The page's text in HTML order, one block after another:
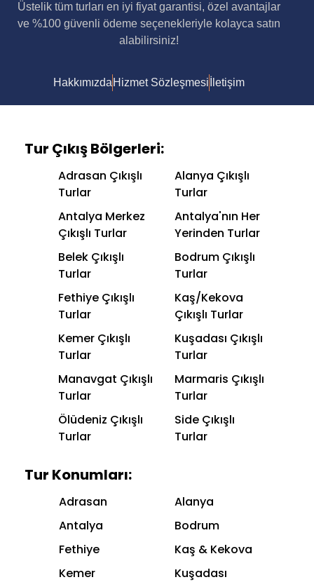
Üstelik tüm turları en iyi fiyat garantisi, özel avantajlar
ve %100 güvenli ödeme seçenekleriyle kolayca satın
alabilirsiniz!
Hakkımızda Hizmet Sözleşmesi İletişim
Tur Çıkış Bölgerleri:
Adrasan Çıkışlı
Turlar
Alanya Çıkışlı
Turlar
Antalya Merkez
Çıkışlı Turlar
Antalya'nın Her
Yerinden Turlar
Belek Çıkışlı
Turlar
Bodrum Çıkışlı
Turlar
Fethiye Çıkışlı
Turlar
Kaş/Kekova
Çıkışlı Turlar
Kemer Çıkışlı
Turlar
Kuşadası Çıkışlı
Turlar
Manavgat Çıkışlı
Turlar
Marmaris Çıkışlı
Turlar
Ölüdeniz Çıkışlı
Turlar
Side Çıkışlı
Turlar
Tur Konumları:
Adrasan
Alanya
Antalya
Bodrum
Fethiye
Kaş & Kekova
Kemer
Kuşadası